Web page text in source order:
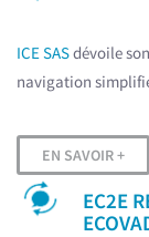
ICE SASdévoile
navigation
EN SAVOIR +
EC2E